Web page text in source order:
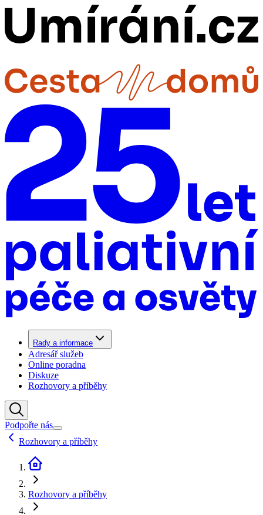
Rady a informace
Adresář služeb
Online poradna
Diskuze
Rozhovory a příběhy
Podpořte nás
Rozhovory a příběhy
Rozhovory a příběhy